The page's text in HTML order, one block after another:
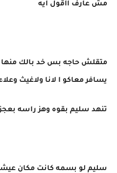
مش عارف ااقول ايه
متقلش حاجه بس خد بالك
يسافر معاكو ا لانا ولاغيث
تنهد سليم بقوه وهز راسه
سليم لو بسمه كانت مكان